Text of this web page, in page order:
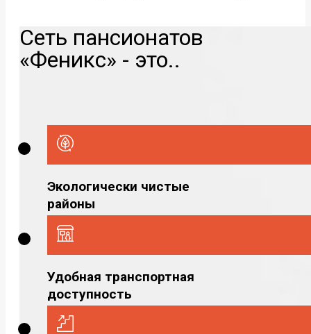
Сеть пансионатов
«Феникс» - это..
Экологически чистые
районы
Удобная транспортная
доступность